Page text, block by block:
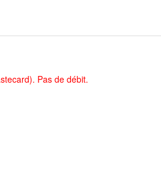
Pas de débit.